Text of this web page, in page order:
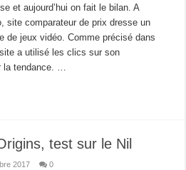
et aujourd’hui on fait le bilan. A
site comparateur de prix dresse un
de jeux vidéo. Comme précisé dans
a utilisé les clics sur son
la tendance. …
test sur le Nil
2017 0